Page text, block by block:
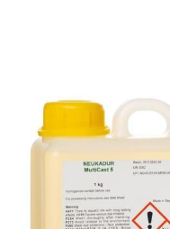
можно
странице